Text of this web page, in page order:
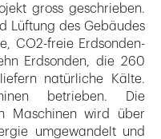
gross geschrieben.
Lüftung des Gebäudes
CO2-freie Erdsonden-
Erdsonden, die 260
natürliche Kälte.
betrieben. Die
Maschinen wird über
umgewandelt und